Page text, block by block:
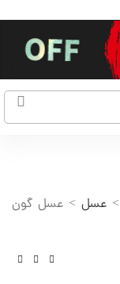
>عسل >عسل گون